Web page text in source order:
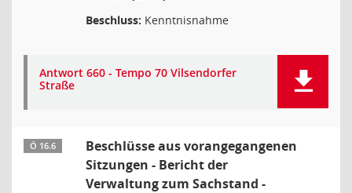
Beschluss: Kenntnisnahme
Antwort 660 - Tempo 70 Vilsendorfer
Straße
Ö 16.6
Beschlüsse aus vorangegangenen
Sitzungen - Bericht der
Verwaltung zum Sachstand -